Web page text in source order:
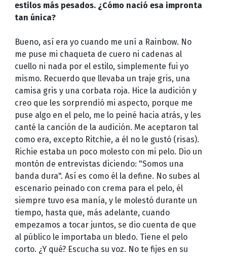
estilos más pesados. ¿Cómo nació esa impronta
tan única?
Bueno, así era yo cuando me uní a Rainbow. No
me puse mi chaqueta de cuero ni cadenas al
cuello ni nada por el estilo, simplemente fui yo
mismo. Recuerdo que llevaba un traje gris, una
camisa gris y una corbata roja. Hice la audición y
creo que les sorprendió mi aspecto, porque me
puse algo en el pelo, me lo peiné hacia atrás, y les
canté la canción de la audición. Me aceptaron tal
como era, excepto Ritchie, a él no le gustó (risas).
Richie estaba un poco molesto con mi pelo. Dio un
montón de entrevistas diciendo: "Somos una
banda dura". Así es como él la define. No subes al
escenario peinado con crema para el pelo, él
siempre tuvo esa manía, y le molestó durante un
tiempo, hasta que, más adelante, cuando
empezamos a tocar juntos, se dio cuenta de que
al público le importaba un bledo. Tiene el pelo
corto. ¿Y qué? Escucha su voz. No te fijes en su